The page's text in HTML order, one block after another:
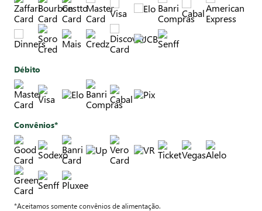
Débito
Convênios*
*Aceitamos somente convênios de alimentação.